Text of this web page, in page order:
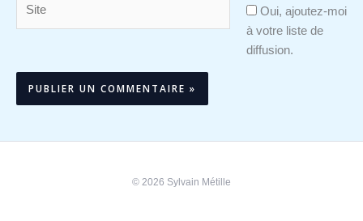
Oui, ajoutez-moi
à votre liste de
diffusion.
© 2026 Sylvain Métille